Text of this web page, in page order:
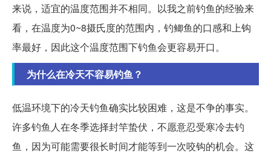
来说，适宜的温度范围并不相同。以我之前钓鱼的经验来
看，在温度为0~8摄氏度的范围内，钓鲫鱼的口感和上钩
率最好，因此这个温度范围下钓鱼会更容易开口。
为什么在冷天不容易钓鱼？
低温环境下的冷天钓鱼确实比较困难，这是不争的事实。
许多钓鱼人在冬季选择封竿蛰伏，不愿意忍受寒冷去钓
鱼，因为可能需要很长时间才能等到一次咬钩的机会。这